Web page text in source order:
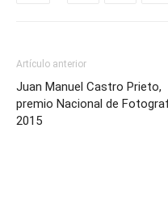
Artículo anterior
Juan Manuel Castro Prieto,
premio Nacional de
2015